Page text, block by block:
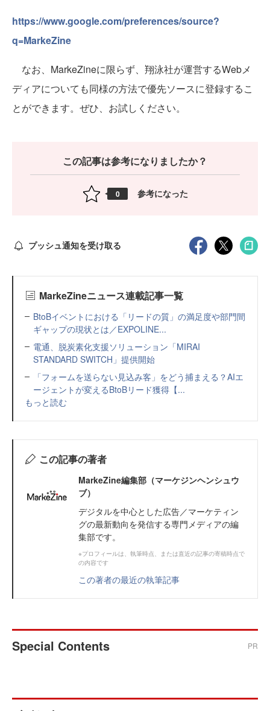
https://www.google.com/preferences/source?
q=MarkeZine
なお、MarkeZineに限らず、翔泳社が運営するWebメ
ディアについても同様の方法で優先ソースに登録するこ
とができます。ぜひ、お試しください。
この記事は参考になりましたか？
0 参考になった
プッシュ通知を受け取る
MarkeZineニュース連載記事一覧
BtoBイベントにおける「リードの質」の満足度や部門間
ギャップの現状とは／EXPOLINE...
電通、脱炭素化支援ソリューション「MIRAI
STANDARD SWITCH」提供開始
「フォームを送らない見込み客」をどう捕まえる？AIエ
ージェントが変えるBtoBリード獲得【...
もっと読む
この記事の著者
MarkeZine編集部（マーケジンヘンシュウ
ブ）
デジタルを中心とした広告／マーケティン
グの最新動向を発信する専門メディアの編
集部です。
※プロフィールは、執筆時点、または直近の記事の寄稿時点で
の内容です
この著者の最近の執筆記事
Special Contents PR